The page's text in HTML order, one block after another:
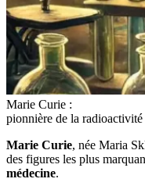
Marie Curie :
pionnière de la
Marie Curie, née Maria
des figures les plus
médecine.